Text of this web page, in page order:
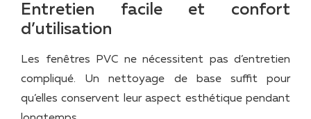
Entretien facile et confort
d’utilisation
Les fenêtres PVC ne nécessitent pas d’entretien
compliqué. Un nettoyage de base suffit pour
qu’elles conservent leur aspect esthétique pendant